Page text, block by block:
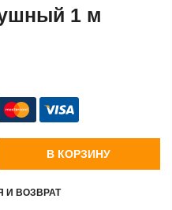
1 м
В КОРЗИНУ
И ВОЗВРАТ